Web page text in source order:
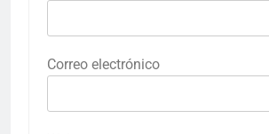
Correo electrónico